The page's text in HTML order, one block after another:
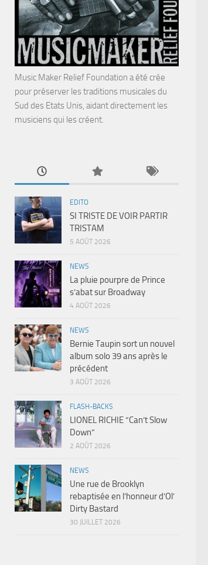
Music Maker Relief Foundation a été crée
pour préserver les traditions musicales du
Sud des Etats Unis, aidant directement les
musiciens qui les créent.
EDITO
SI TRISTE DE VOIR PARTIR
TRISTAM
5 AOÛT 2026
NEWS
La pluie pourpre de Prince
s’abat sur Broadway
4 AOÛT 2026
NEWS
Bernie Taupin sort un nouvel
album solo 39 ans après le
précédent
3 AOÛT 2026
FLASH-BACKS
LIONEL RICHIE “Can’t Slow
Down”
2 AOÛT 2026
NEWS
Une rue de Brooklyn
rebaptisée en l’honneur d’Ol’
Dirty Bastard
30 JUILLET 2026